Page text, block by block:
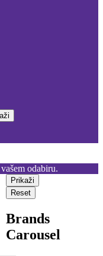
odabiru.
Prikaži
Reset
Brands
Carousel